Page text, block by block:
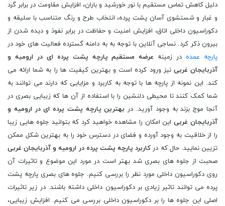
دلیل کاهش تماس مستقیم با نور خورشید و باران، افزایش مقاومت در برابر گرد
و غبار و شستشوی آسان پشت پرده، انتخاب طرح و رنگ متناسب با سلیقه و
دکوراسیون داخلی اتاق، افزایش امنیت و حفاظت در برابر نفوذ و دیده شدن از
بیرون ذکر کرد. نساجی آنلاین با توجه به به دامنه گسترده فعالیت های خود در
پارچه عمده در زمینه عرضه مستقیم پارچه پشت پرده ای در ارومیه و
آذربایجان غربی نیز ورود کرده است و بهترین کیفیت ها را به شما ارائه می
کند. این نمونه از پارچه ها با توجه به کاربرد و مزایایی که دارند می توانند به
شما کمک کنند تا محیطی دلنشین را با استفاده از آن ها که زیبایی بصری در
آنجا موج بزند به وجود آورید. در بهترین پارچه پشت پرده ای در ارومیه و
آذربایجان غربیاین امکان را مشاهده خواهید کرد که بتوانید جلوه هایی زیبا
را از خلاقیت به وجود آورده و فضای در دسترس خود را به بهترین شکل ممکن
تزیین نمایید. حال که در کاربرد پارچه پشت پرده در ارومیه و آذربایجان غربی
صحبت از جلوه های بصری شد بهتر است در مورد این موضوع و تاثیرات آن
روی دکوراسیون داخلی مورد نظر را بررسی کنیم. جلوه های بصری پارچه پشت
پرده می توانند تاثیر زیادی بر دکوراسیون داخلی داشته باشند. در زیر تاثیرات
اصلی این جلوه ها را بر دکوراسیون داخلی بررسی می کنیم. افزایش زیبایی،